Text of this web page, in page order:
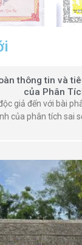
thông tin và
của Phân
giả đến với bài
của phân tích sai